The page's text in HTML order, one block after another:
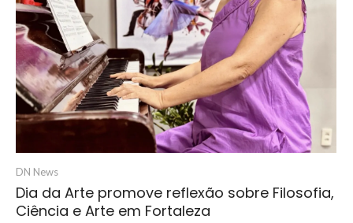
DN News
Dia da Arte promove reflexão sobre Filosofia,
Ciência e Arte em Fortaleza